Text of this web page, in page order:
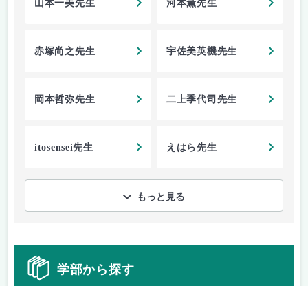
山本一美先生 河本薫先生
赤塚尚之先生 宇佐美英機先生
岡本哲弥先生 二上季代司先生
itosensei先生 えはら先生
もっと見る
学部から探す